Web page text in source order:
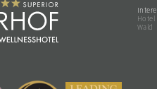
Hotel
Wald